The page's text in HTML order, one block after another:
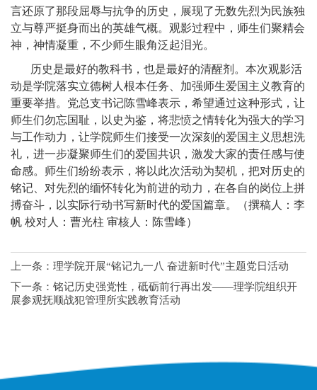
言还原了那段屈辱与抗争的历史，展现了无数先烈为民族独
立与尊严挺身而出的英雄气概。观影过程中，师生们聚精会
神，神情凝重，不少师生眼角泛起泪光。
历史是最好的教科书，也是最好的清醒剂。本次观影活
动是学院落实立德树人根本任务、加强师生爱国主义教育的
重要举措。党总支书记陈雪峰表示，希望通过这种形式，让
师生们勿忘国耻，以史为鉴，将悲愤之情转化为强大的学习
与工作动力，让学院师生们接受一次深刻的爱国主义思想洗
礼，进一步凝聚师生们的爱国共识，激发大家的责任感与使
命感。师生们纷纷表示，将以此次活动为契机，把对历史的
铭记、对先烈的缅怀转化为前进的动力，在各自的岗位上拼
搏奋斗，以实际行动书写新时代的爱国篇章。（撰稿人：李
帆 校对人：曹光柱 审核人：陈雪峰）
上一条： 理学院开展“铭记九一八 奋进新时代”主题党日活动
下一条： 铭记历史强党性，砥砺前行再出发——理学院组织开
展参观抚顺战犯管理所实践教育活动